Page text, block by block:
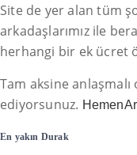
Site de yer alan tüm
arkadaşlarımız ile
herhangi bir ek ücret
Tam aksine
ediyorsunuz.
En yakın Durak